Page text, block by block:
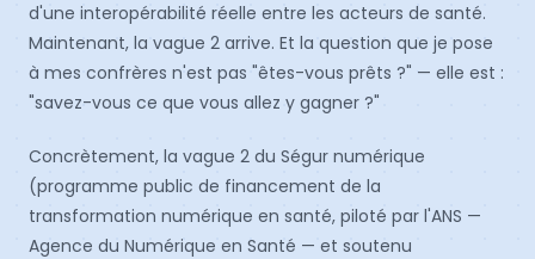
d'une interopérabilité réelle entre les acteurs de santé.
Maintenant, la vague 2 arrive. Et la question que je pose
à mes confrères n'est pas "êtes-vous prêts ?" — elle est :
"savez-vous ce que vous allez y gagner ?"
Concrètement, la vague 2 du Ségur numérique
(programme public de financement de la
transformation numérique en santé, piloté par l'ANS —
Agence du Numérique en Santé — et soutenu